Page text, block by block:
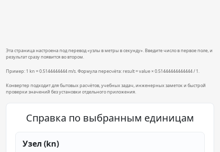
Эта страница настроена под перевод «узлы в метры в секунду». Введите число в первое поле, и
результат сразу появится во втором.
Пример: 1 kn = 0.5144444444 m/s. Формула пересчёта: result = value × 0.51444444444444 / 1.
Конвертер подходит для бытовых расчётов, учебных задач, инженерных заметок и быстрой
проверки значений без установки отдельного приложения.
Справка по выбранным единицам
Узел (kn)